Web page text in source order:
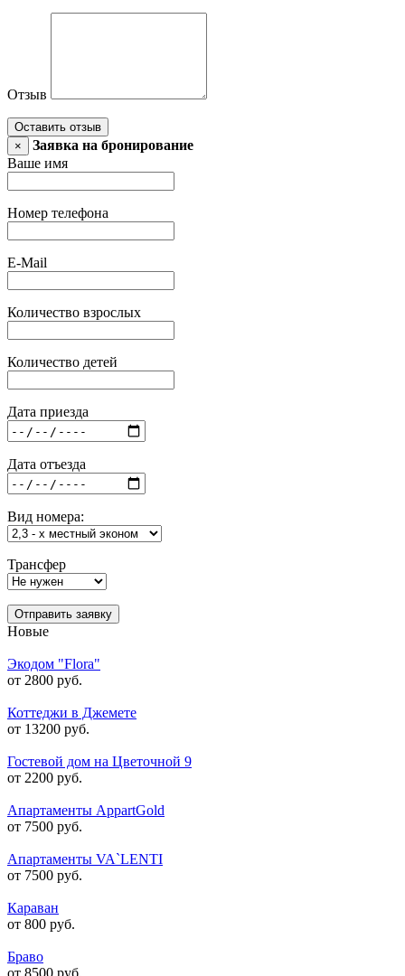
Отзыв
Оставить отзыв
×
Заявка на бронирование
Ваше имя
Номер телефона
E-Mail
Количество взрослых
Количество детей
Дата приезда
Дата отъезда
Вид номера:
Трансфер
Отправить заявку
Новые
Экодом "Flora"
от 2800 руб.
Коттеджи в Джемете
от 13200 руб.
Гостевой дом на Цветочной 9
от 2200 руб.
Апартаменты AppartGold
от 7500 руб.
Апартаменты VA`LENTI
от 7500 руб.
Караван
от 800 руб.
Браво